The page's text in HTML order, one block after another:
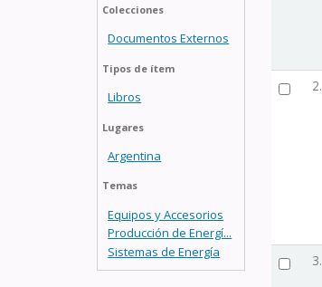
Colecciones
Documentos Externos
Tipos de ítem
Libros
Lugares
Argentina
Temas
Equipos y Accesorios
Producción de Energí...
Sistemas de Energía
2.
3.